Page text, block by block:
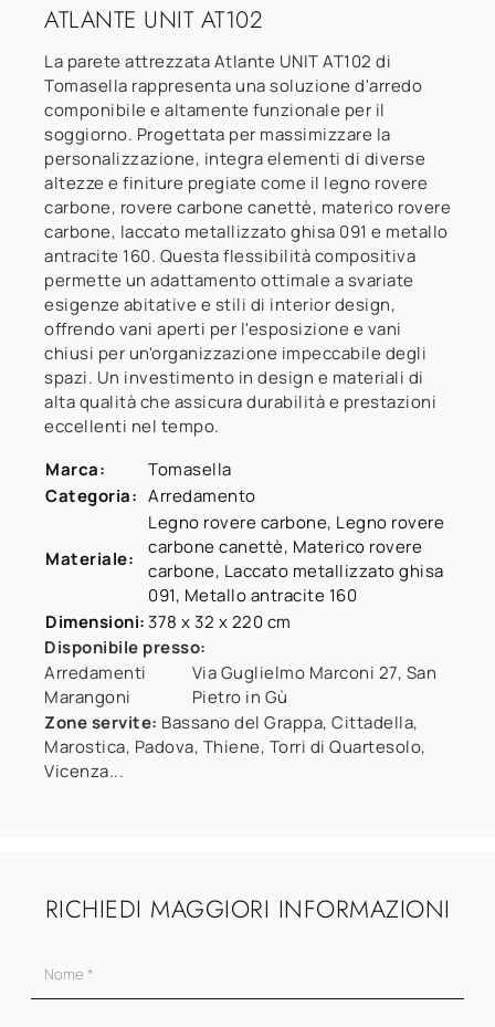
ATLANTE UNIT AT102
La parete attrezzata Atlante UNIT AT102 di
Tomasella rappresenta una soluzione d'arredo
componibile e altamente funzionale per il
soggiorno. Progettata per massimizzare la
personalizzazione, integra elementi di diverse
altezze e finiture pregiate come il legno rovere
carbone, rovere carbone canettè, materico rovere
carbone, laccato metallizzato ghisa 091 e metallo
antracite 160. Questa flessibilità compositiva
permette un adattamento ottimale a svariate
esigenze abitative e stili di interior design,
offrendo vani aperti per l'esposizione e vani
chiusi per un'organizzazione impeccabile degli
spazi. Un investimento in design e materiali di
alta qualità che assicura durabilità e prestazioni
eccellenti nel tempo.
Marca:
Tomasella
Categoria: Arredamento
Materiale:
Legno rovere carbone, Legno rovere
carbone canettè, Materico rovere
carbone, Laccato metallizzato ghisa
091, Metallo antracite 160
Dimensioni: 378 x 32 x 220 cm
Disponibile presso:
Arredamenti
Marangoni
Via Guglielmo Marconi 27, San
Pietro in Gù
Zone servite: Bassano del Grappa, Cittadella,
Marostica, Padova, Thiene, Torri di Quartesolo,
Vicenza...
RICHIEDI MAGGIORI INFORMAZIONI